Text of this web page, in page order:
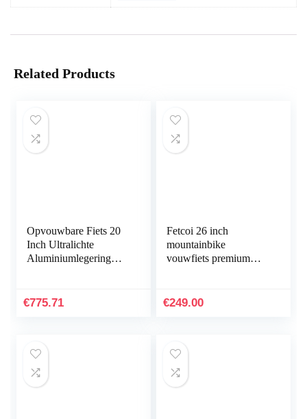
Related Products
Opvouwbare Fiets 20
Inch Ultralichte
Aluminiumlegering
Opvouwbare Fiets
€775.71
Fetcoi 26 inch
mountainbike
vouwfiets premium
schijfremsysteem fiets
€249.00